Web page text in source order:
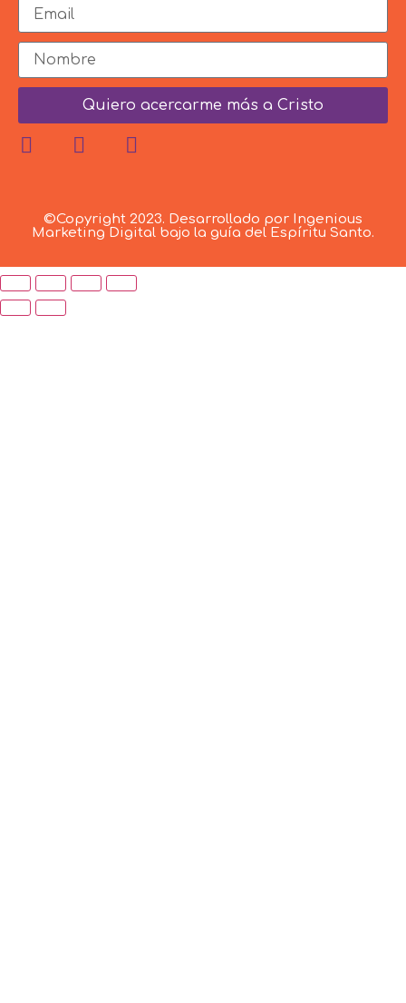
Quiero acercarme más a Cristo
©Copyright 2023. Desarrollado por Ingenious
Marketing Digital bajo la guía del Espíritu Santo.